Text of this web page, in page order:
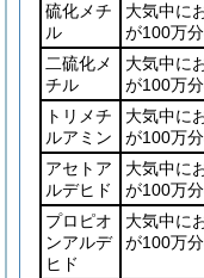
硫化メチ
ル
大気中に
が100万
二硫化メ
チル
大気中に
が100万
トリメチ
ルアミン
大気中に
が100万
アセトア
ルデヒド
大気中に
が100万
プロピオ
ンアルデ
ヒド
大気中に
が100万